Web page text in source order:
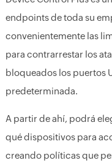
endpoints de toda su
convenientemente las
para contrarrestar los
bloqueados los puertos
predeterminada.
A partir de ahí, podrá
qué dispositivos para
creando políticas que